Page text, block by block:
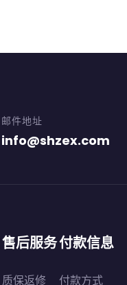
邮件地址
info@shzex.com
售后服务
质保返修
付款信息
付款方式